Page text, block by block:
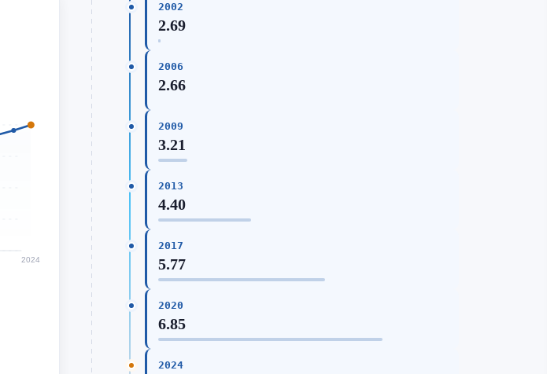
2024
2002
2.69
2006
2.66
2009
3.21
2013
4.40
2017
5.77
2020
6.85
2024